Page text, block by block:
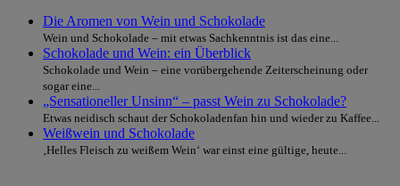
Die Aromen von Wein und Schokolade
Wein und Schokolade – mit etwas Sachkenntnis ist das eine...
Schokolade und Wein: ein Überblick
Schokolade und Wein – eine vorübergehende Zeiterscheinung oder
sogar eine...
„Sensationeller Unsinn“ – passt Wein zu Schokolade?
Etwas neidisch schaut der Schokoladenfan hin und wieder zu Kaffee...
Weißwein und Schokolade
‚Helles Fleisch zu weißem Wein‘ war einst eine gültige, heute...